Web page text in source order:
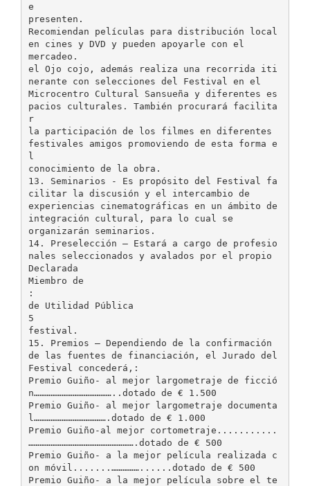
e
presenten.
Recomiendan películas para distribución local
en cines y DVD y pueden apoyarle con el
mercadeo.
el Ojo cojo, además realiza una recorrida iti
nerante con selecciones del Festival en el
Microcentro Cultural Sansueña y diferentes es
pacios culturales. También procurará facilita
r
la participación de los filmes en diferentes
festivales amigos promoviendo de esta forma e
l
conocimiento de la obra.
13. Seminarios - Es propósito del Festival fa
cilitar la discusión y el intercambio de
experiencias cinematográficas en un ámbito de
integración cultural, para lo cual se
organizarán seminarios.
14. Preselección – Estará a cargo de profesio
nales seleccionados y avalados por el propio
Declarada
Miembro de
:
de Utilidad Pública
5
festival.
15. Premios – Dependiendo de la confirmación
de las fuentes de financiación, el Jurado del
Festival concederá,:
Premio Guiño- al mejor largometraje de ficció
n……………………………………..dotado de € 1.500
Premio Guiño- al mejor largometraje documenta
l………………………………….dotado de € 1.000
Premio Guiño-al mejor cortometraje...........
………………………………………………….dotado de € 500
Premio Guiño- a la mejor película realizada c
on móvil.......……………......dotado de € 500
Premio Guiño- a la mejor película sobre el te